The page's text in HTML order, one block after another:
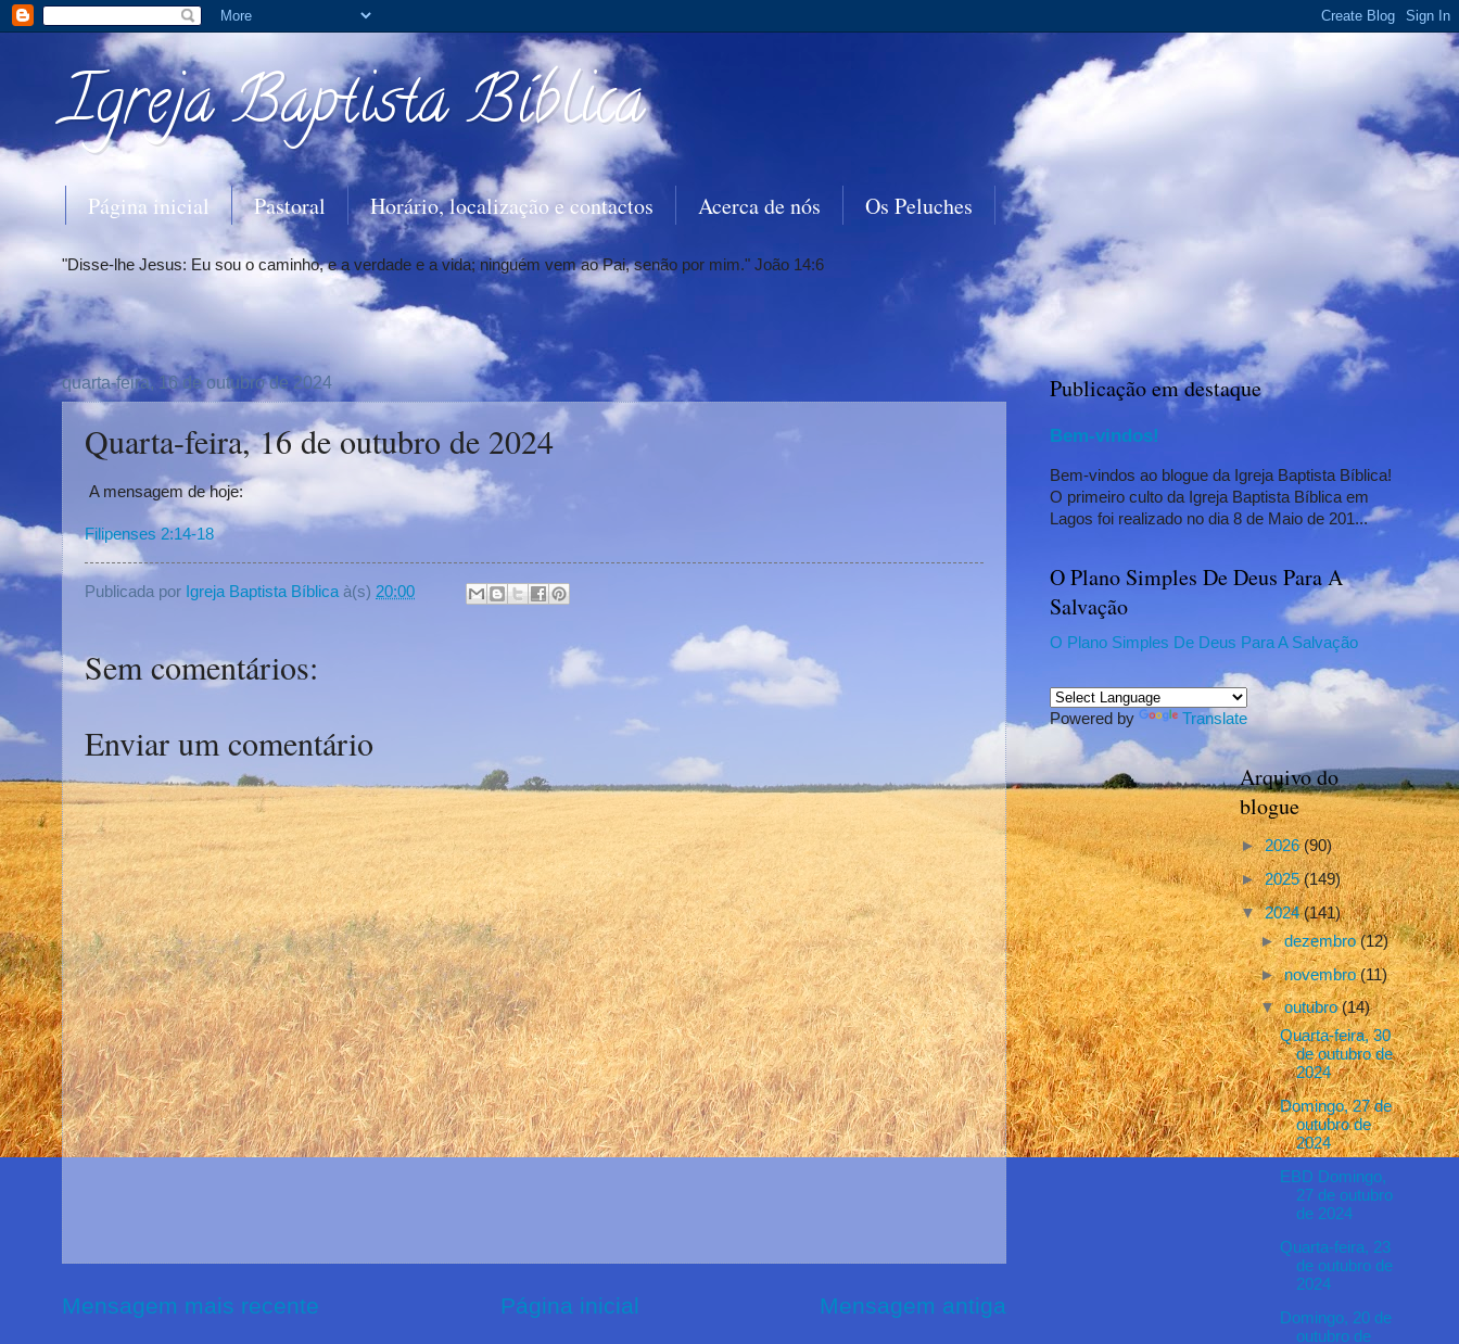
Igreja Baptista Bíblica
Página inicial Pastoral Horário, localização e contactos Acerca de nós Os Peluches
"Disse-lhe Jesus: Eu sou o caminho, e a verdade e a vida; ninguém vem ao Pai, senão por mim." João 14:6
quarta-feira, 16 de outubro de 2024
Quarta-feira, 16 de outubro de 2024
A mensagem de hoje:
Filipenses 2:14-18
Publicada por Igreja Baptista Bíblica à(s) 20:00
Sem comentários:
Enviar um comentário
Mensagem mais recente Mensagem antiga
Página inicial
Publicação em destaque
Bem-vindos!
Bem-vindos ao blogue da Igreja Baptista Bíblica!
O primeiro culto da Igreja Baptista Bíblica em
Lagos foi realizado no dia 8 de Maio de 201...
O Plano Simples De Deus Para A
Salvação
O Plano Simples De Deus Para A Salvação
Powered by Translate
Arquivo do
blogue
►2026(90)
►2025(149)
▼2024(141)
►dezembro(12)
►novembro(11)
▼outubro(14)
Quarta-feira, 30
de outubro de
2024
Domingo, 27 de
outubro de
2024
EBD Domingo,
27 de outubro
de 2024
Quarta-feira, 23
de outubro de
2024
Domingo, 20 de
outubro de